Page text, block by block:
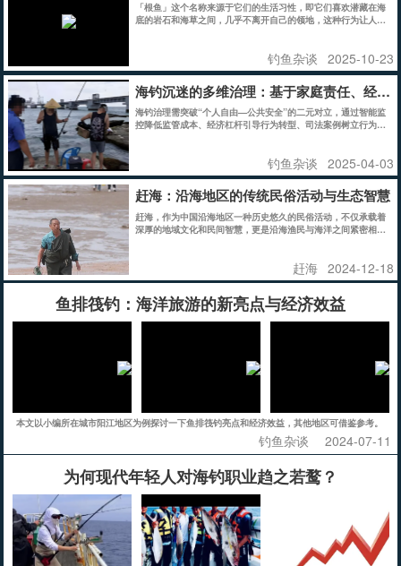
「根鱼」这个名称来源于它们的生活习性，即它们喜欢潜藏在海
底的岩石和海草之间，几乎不离开自己的领地，这种行为让人联
钓鱼杂谈 2025-10-23
海钓沉迷的多维治理：基于家庭责任、经济
海钓治理需突破“个人自由—公共安全”的二元对立，通过智能监
控降低监管成本、经济杠杆引导行为转型、司法案例树立行为边
钓鱼杂谈 2025-04-03
赶海：沿海地区的传统民俗活动与生态智慧
赶海，作为中国沿海地区一种历史悠久的民俗活动，不仅承载着
深厚的地域文化和民间智慧，更是沿海渔民与海洋之间紧密相连
赶海 2024-12-18
鱼排筏钓：海洋旅游的新亮点与经济效益
本文以小编所在城市阳江地区为例探讨一下鱼排筏钓亮点和经济效益，其他地区可借鉴参考。
钓鱼杂谈 2024-07-11
为何现代年轻人对海钓职业趋之若鹜？